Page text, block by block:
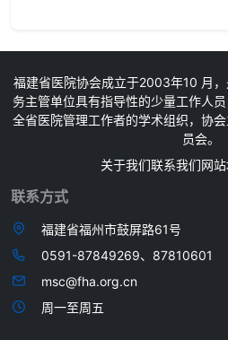
福建省医院协会成立于2003年10 月
务主管单位具有指导性的少量工作人
全省医院管理工作者的学术组织，协
员会。
关于我们联系我们网
联系方式
福建省福州市鼓屏路61号
0591-87849269、87810601
msc@fha.org.cn
周一至周五